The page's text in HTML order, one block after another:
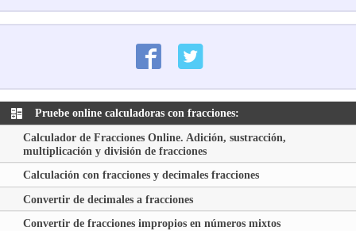
Pruebe online calculadoras con fracciones:
Calculador de Fracciones Online. Adición, sustracción,
multiplicación y división de fracciones
Calculación con fracciones y decimales fracciones
Convertir de decimales a fracciones
Convertir de fracciones impropios en números mixtos